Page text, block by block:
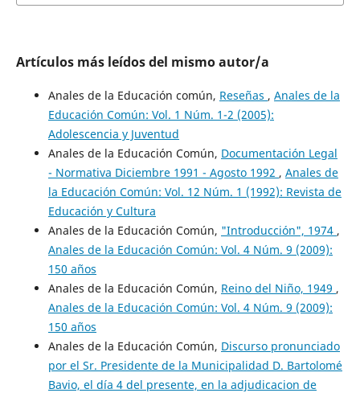
Artículos más leídos del mismo autor/a
Anales de la Educación común, Reseñas , Anales de la
Educación Común: Vol. 1 Núm. 1-2 (2005):
Adolescencia y Juventud
Anales de la Educación Común, Documentación Legal
- Normativa Diciembre 1991 - Agosto 1992 , Anales de
la Educación Común: Vol. 12 Núm. 1 (1992): Revista de
Educación y Cultura
Anales de la Educación Común, "Introducción", 1974 ,
Anales de la Educación Común: Vol. 4 Núm. 9 (2009):
150 años
Anales de la Educación Común, Reino del Niño, 1949 ,
Anales de la Educación Común: Vol. 4 Núm. 9 (2009):
150 años
Anales de la Educación Común, Discurso pronunciado
por el Sr. Presidente de la Municipalidad D. Bartolomé
Bavio, el día 4 del presente, en la adjudicacion de